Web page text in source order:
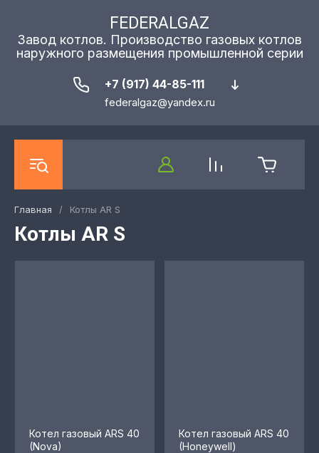
FEDERALGAZ
Завод котлов. Производство газовых котлов
наружного размещения промышленной серии
+7 (917) 44-85-111
federalgaz@yandex.ru
Главная / Котлы AR S
Котлы AR S
Котел газовый ARS 40
(Nova)
Котел газовый ARS 40
(Honeywell)